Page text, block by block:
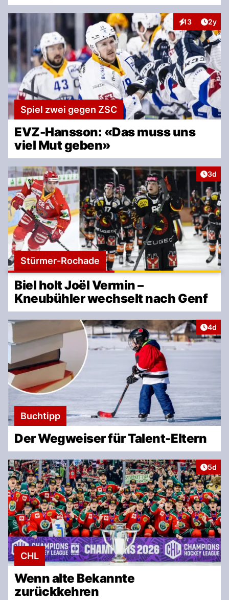
13
Interaktionen
2y
Spiel zwei gegen ZSC
EVZ-Hansson: «Das muss uns
viel Mut geben»
3d
Stürmer-Rochade
Biel holt Joël Vermin –
Kneubühler wechselt nach Genf
4d
Buchtipp
Der Wegweiser für Talent-Eltern
5d
CHL
Wenn alte Bekannte
zurückkehren